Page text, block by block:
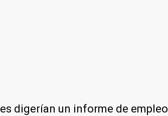
digerían un informe de empleo